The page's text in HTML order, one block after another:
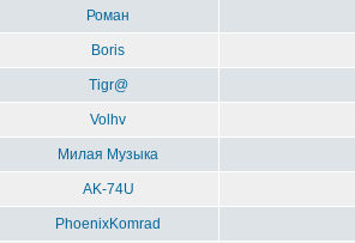
Роман
Boris
Tigr@
Volhv
Милая Музыка
AK-74U
PhoenixKomrad